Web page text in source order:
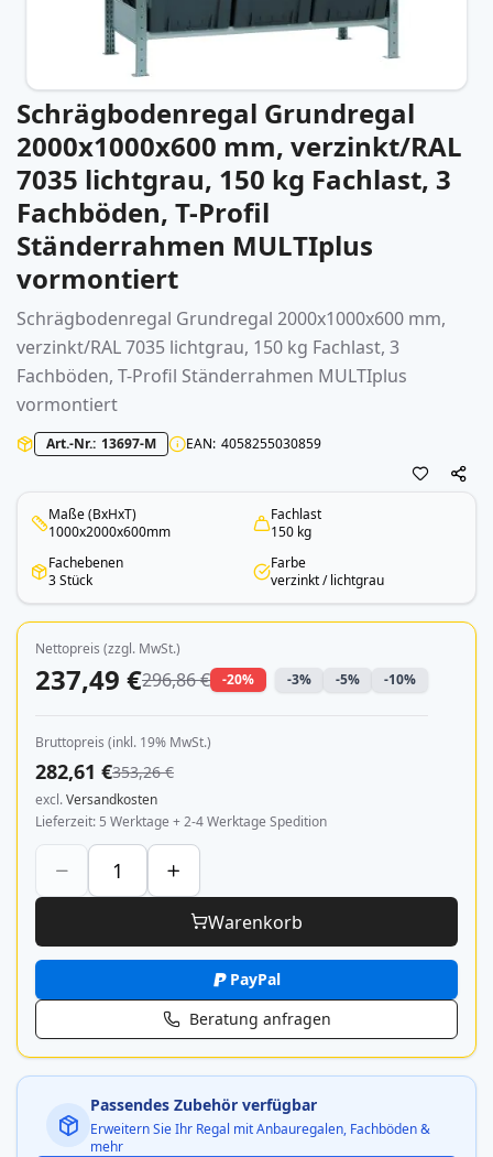
Zum
Anfang
der
Bildergalerie
springen
Schrägbodenregal Grundregal
2000x1000x600 mm, verzinkt/RAL
7035 lichtgrau, 150 kg Fachlast, 3
Fachböden, T-Profil
Ständerrahmen MULTIplus
vormontiert
Schrägbodenregal Grundregal 2000x1000x600 mm,
verzinkt/RAL 7035 lichtgrau, 150 kg Fachlast, 3
Fachböden, T-Profil Ständerrahmen MULTIplus
vormontiert
Art.-Nr. 13697-M EAN 4058255030859
Maße (BxHxT)
1000x2000x600mm
Fachlast
150 kg
Fachebenen
3 Stück
Farbe
verzinkt / lichtgrau
Nettopreis (zzgl. MwSt.)
237,49 €296,86 € -20% -3% -5% -10%
Bruttopreis (inkl. 19% MwSt.)
282,61 €353,26 €
excl.Versandkosten
Lieferzeit 5 Werktage + 2-4 Werktage Spedition
Warenkorb
PayPal
Beratung anfragen
Passendes Zubehör verfügbar
Erweitern Sie Ihr Regal mit Anbauregalen, Fachböden &
mehr